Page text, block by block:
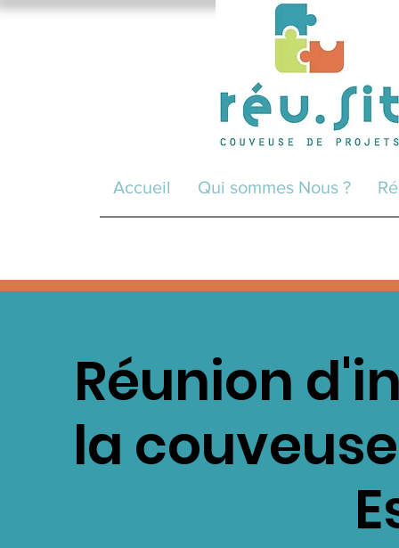
Accueil Qui sommes Nous ?
Réunion
la